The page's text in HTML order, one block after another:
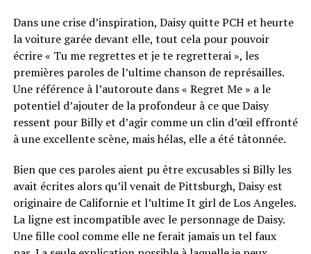
Dans une crise d’inspiration, Daisy quitte PCH et heurte
la voiture garée devant elle, tout cela pour pouvoir
écrire « Tu me regrettes et je te regretterai », les
premières paroles de l’ultime chanson de représailles.
Une référence à l’autoroute dans « Regret Me » a le
potentiel d’ajouter de la profondeur à ce que Daisy
ressent pour Billy et d’agir comme un clin d’œil effronté
à une excellente scène, mais hélas, elle a été tâtonnée.
Bien que ces paroles aient pu être excusables si Billy les
avait écrites alors qu’il venait de Pittsburgh, Daisy est
originaire de Californie et l’ultime It girl de Los Angeles.
La ligne est incompatible avec le personnage de Daisy.
Une fille cool comme elle ne ferait jamais un tel faux